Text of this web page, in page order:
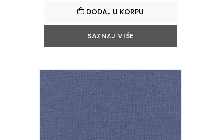
DODAJ U KORPU
SAZNAJ VIŠE